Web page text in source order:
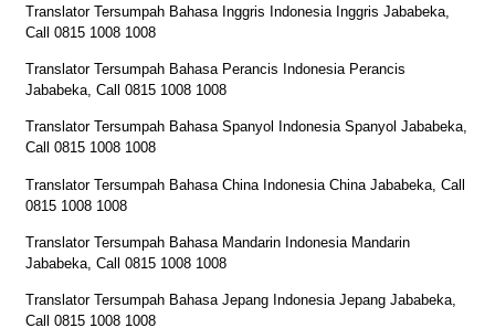
Translator Tersumpah Bahasa Inggris Indonesia Inggris Jababeka,
Call 0815 1008 1008
Translator Tersumpah Bahasa Perancis Indonesia Perancis
Jababeka, Call 0815 1008 1008
Translator Tersumpah Bahasa Spanyol Indonesia Spanyol Jababeka,
Call 0815 1008 1008
Translator Tersumpah Bahasa China Indonesia China Jababeka, Call
0815 1008 1008
Translator Tersumpah Bahasa Mandarin Indonesia Mandarin
Jababeka, Call 0815 1008 1008
Translator Tersumpah Bahasa Jepang Indonesia Jepang Jababeka,
Call 0815 1008 1008